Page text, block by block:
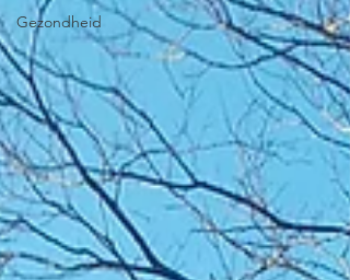
Gezondheid